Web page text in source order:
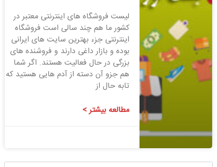
لیست فروشگاه های اینترنتی معتبر در
کشور ما هم چند سالی است فروشگاه
اینترنتی جزء بهترین سایت های ایرانی
بوده و بازار داغی دارند و فروشنده های
بزرگی در حال فعالیت هستند. اگر شما
هم جزو آن دسته از آدم هایی هستید که
تابه حال از
مطالعه بیشتر >
1400/08/06 1 دیدگاه